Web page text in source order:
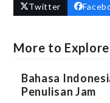
Twitter
More to Explore
Bahasa
Penulisan Jam